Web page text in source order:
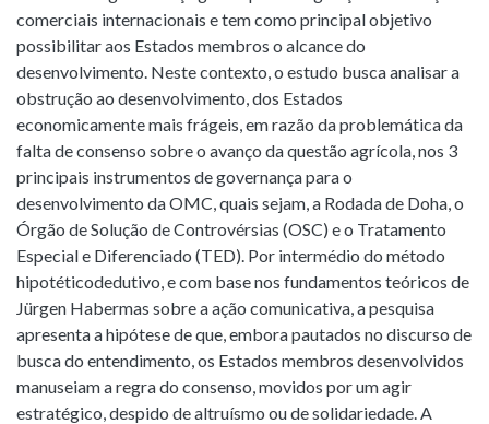
comerciais internacionais e tem como principal objetivo
possibilitar aos Estados membros o alcance do
desenvolvimento. Neste contexto, o estudo busca analisar a
obstrução ao desenvolvimento, dos Estados
economicamente mais frágeis, em razão da problemática da
falta de consenso sobre o avanço da questão agrícola, nos 3
principais instrumentos de governança para o
desenvolvimento da OMC, quais sejam, a Rodada de Doha, o
Órgão de Solução de Controvérsias (OSC) e o Tratamento
Especial e Diferenciado (TED). Por intermédio do método
hipotéticodedutivo, e com base nos fundamentos teóricos de
Jürgen Habermas sobre a ação comunicativa, a pesquisa
apresenta a hipótese de que, embora pautados no discurso de
busca do entendimento, os Estados membros desenvolvidos
manuseiam a regra do consenso, movidos por um agir
estratégico, despido de altruísmo ou de solidariedade. A